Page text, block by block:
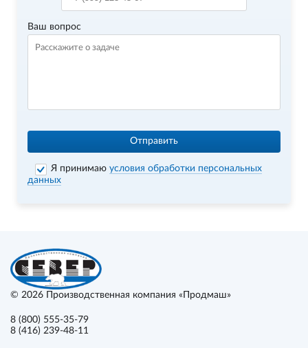
Ваш вопрос
Отправить
Я принимаюусловия обработки персональных
данных
© 2026 Производственная компания «Продмаш»
8 (800) 555-35-79
8 (416) 239-48-11